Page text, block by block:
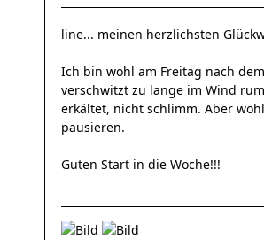
line... meinen herzlichsten
Ich bin wohl am Freitag nach
verschwitzt zu lange im Wind
erkältet, nicht schlimm. Aber
pausieren.
Guten Start in die Woche!!!